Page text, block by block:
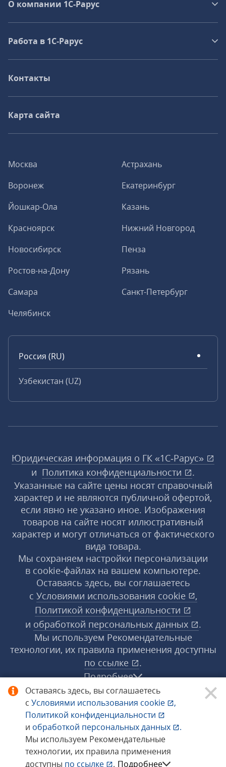
Оставаясь здесь, вы соглашаетесь
с Условиями использования cookie
,
Политикой конфиденциальности
и обработкой персональных данных
.
Мы используем Рекомендательные
технологии, их правила применения
доступны по ссылке . Подробнее
Москва
Астрахань
Воронеж
Екатеринбург
Йошкар-Ола
Казань
Красноярск
Нижний Новгород
Новосибирск
Пенза
Ростов-на-Дону
Рязань
Самара
Санкт-Петербург
Челябинск
Россия (RU)
Узбекистан (UZ)
О компании 1C-Рарус
Работа в 1С‑Рарус
Контакты
Карта сайта
Юридическая информация о ГК «1С‑Рарус»
и Политика конфиденциальности
.
Указанные на сайте цены носят справочный
характер и не являются публичной офертой,
если явно не указано иное. Изображения
товаров на сайте носят иллюстративный
характер и могут отличаться от фактического
вида товара.
Мы сохраняем настройки персонализации
в cookie‑файлах на вашем компьютере.
Оставаясь здесь, вы соглашаетесь
с Условиями использования cookie
,
Политикой конфиденциальности
и обработкой персональных данных
.
Мы используем Рекомендательные
технологии, их правила применения доступны
по ссылке
.
Подробнее
© 1998−2026 «1С‑Рарус» ®. Все права
защищены.
Сообщить об ошибке